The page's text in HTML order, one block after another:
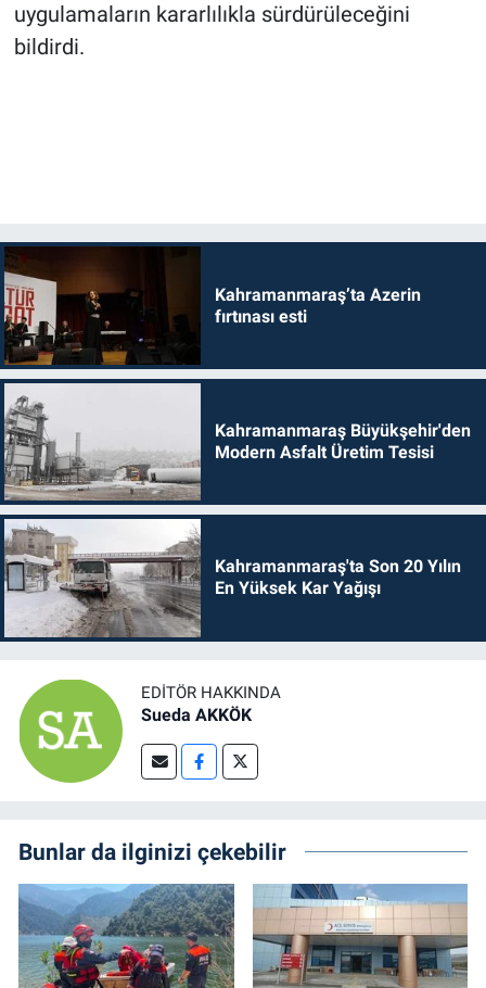
uygulamaların kararlılıkla sürdürüleceğini
bildirdi.
Kahramanmaraş’ta Azerin
fırtınası esti
Kahramanmaraş Büyükşehir'den
Modern Asfalt Üretim Tesisi
Kahramanmaraş'ta Son 20 Yılın
En Yüksek Kar Yağışı
EDITÖR HAKKINDA
Sueda AKKÖK
Bunlar da ilginizi çekebilir